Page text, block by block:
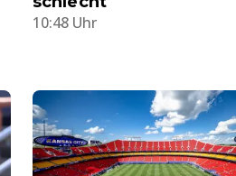
10:48 Uhr